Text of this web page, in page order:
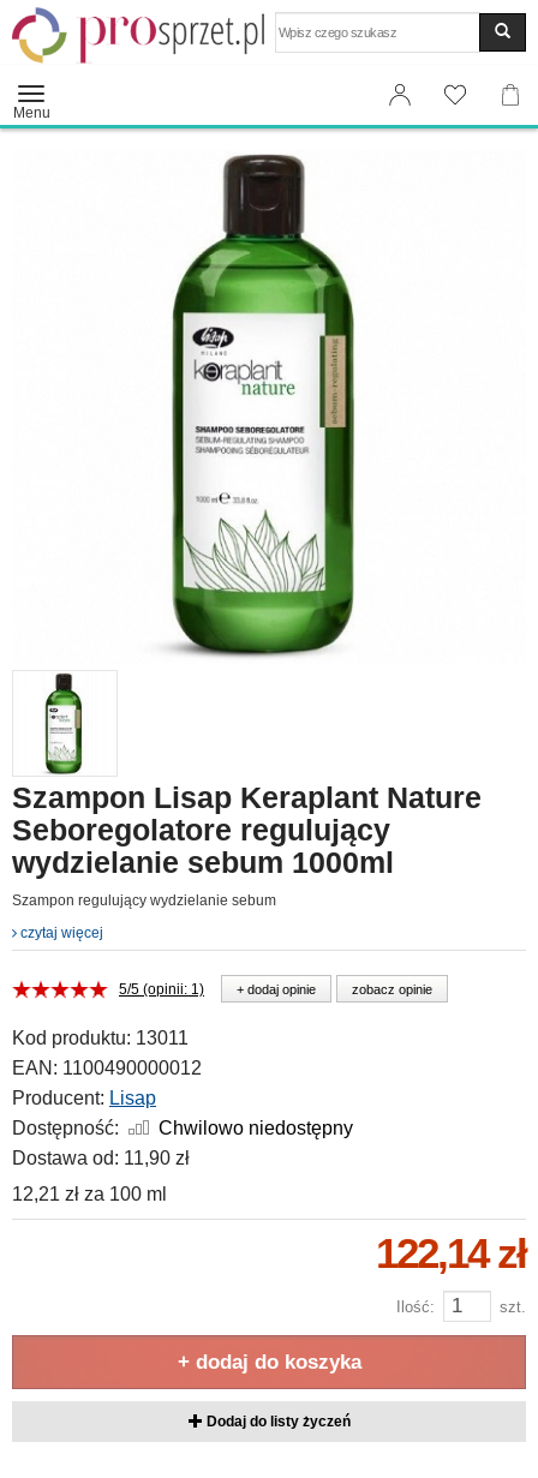
Menu
Szampon Lisap Keraplant Nature
Seboregolatore regulujący
wydzielanie sebum 1000ml
Szampon regulujący wydzielanie sebum
czytaj więcej
5/5 (opinii: 1) + dodaj opinie zobacz opinie
Kod produktu: 13011
EAN: 1100490000012
Producent: Lisap
Dostępność:
Chwilowo niedostępny
Dostawa od: 11,90 zł
12,21 zł za 100 ml
122,14 zł
Ilość: szt.
+ dodaj do koszyka
Dodaj do listy życzeń